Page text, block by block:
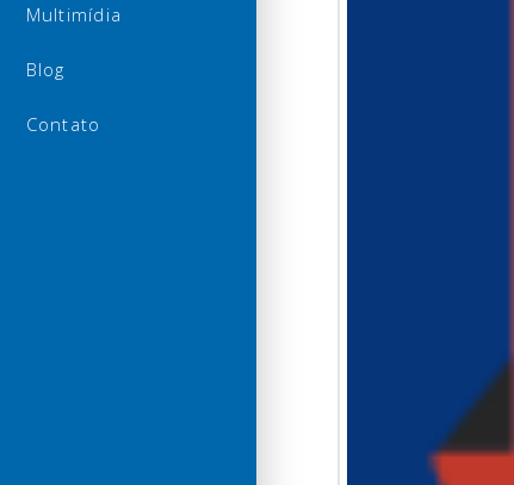
Multimídia
Blog
Contato